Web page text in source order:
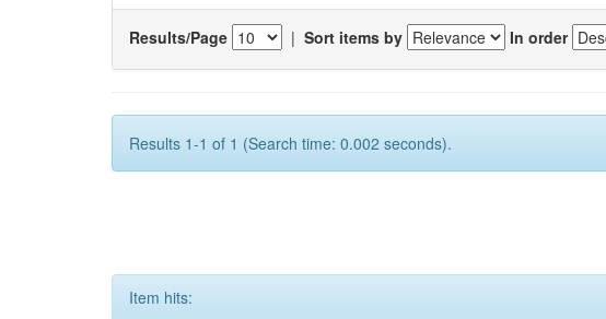
Results/Page | Sort items by In order
Results 1-1 of 1 (Search time: 0.002 seconds).
Item hits: